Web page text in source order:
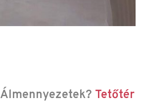
Álmennyezetek? Tetőtér